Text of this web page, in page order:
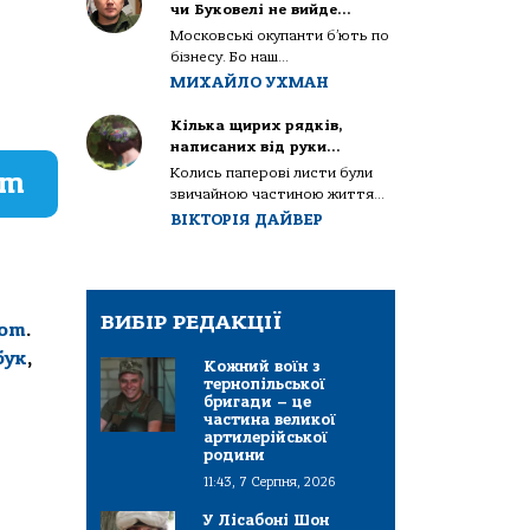
.
,
чи Буковелі не вийде…
Московські окупанти б’ють по
бізнесу. Бо наш...
МИХАЙЛО УХМАН
Кілька щирих рядків,
написаних від руки…
Колись паперові листи були
звичайною частиною життя...
ВІКТОРІЯ ДАЙВЕР
ВИБІР РЕДАКЦІЇ
Кожний воїн з
тернопільської
бригади – це
частина великої
артилерійської
родини
11:43, 7 Серпня, 2026
У Лісабоні Шон